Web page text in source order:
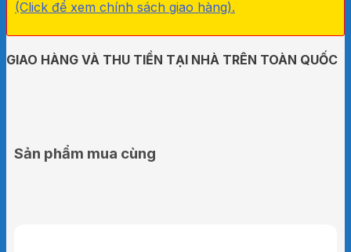
(Click để xem chính sách giao hàng).
GIAO HÀNG VÀ THU TIỀN TẠI NHÀ TRÊN TOÀN QUỐC
Sản phẩm mua cùng